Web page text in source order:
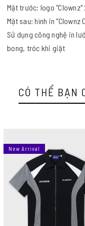
Mặt trước: logo "Clownz"
Mặt sau: hình in "Clownz
Sử dụng công nghệ in
bong, tróc khi giặt
CÓ THỂ BẠN
New Arrival